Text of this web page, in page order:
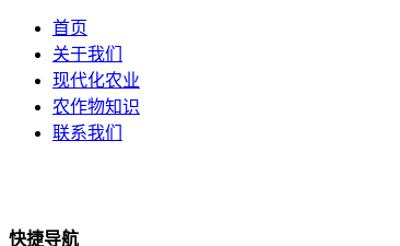
首页
关于我们
现代化农业
农作物知识
联系我们
快捷导航